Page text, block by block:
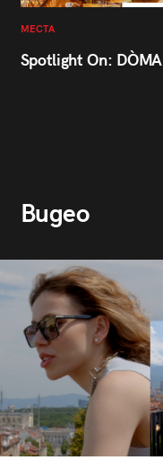
МЕСТА
Spotlight On: DÒMA
Видео